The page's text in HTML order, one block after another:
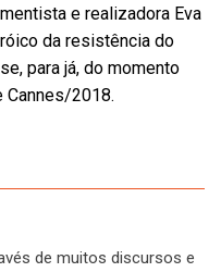
e realizadora Eva
da resistência do
para já, do momento
Cannes/2018.
de muitos discursos e